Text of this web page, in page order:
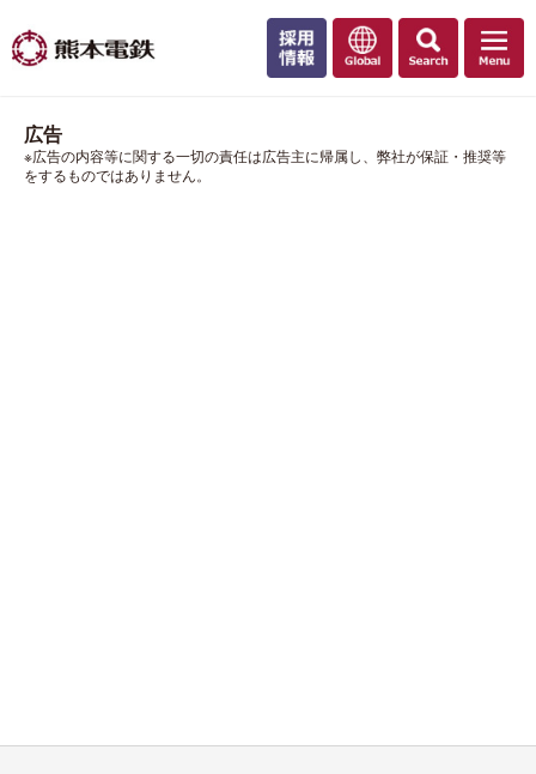
広告
※広告の内容等に関する一切の責任は広告主に帰属し、弊社が保証・推奨等
をするものではありません。